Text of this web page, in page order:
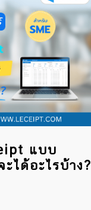
แบบ
ได้อะไรบ้าง?